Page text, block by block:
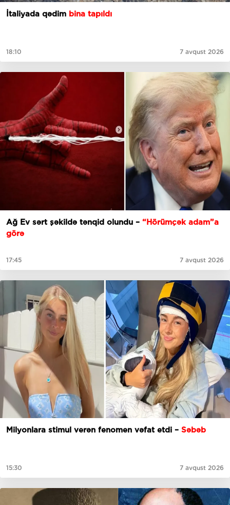
İtaliyada qədim bina tapıldı
18:10 7 avqust 2026
Ağ Ev sərt şəkildə tənqid olundu – “Hörümçək adam”a
görə
17:45 7 avqust 2026
Milyonlara stimul verən fenomen vəfat etdi – Səbəb
15:30 7 avqust 2026